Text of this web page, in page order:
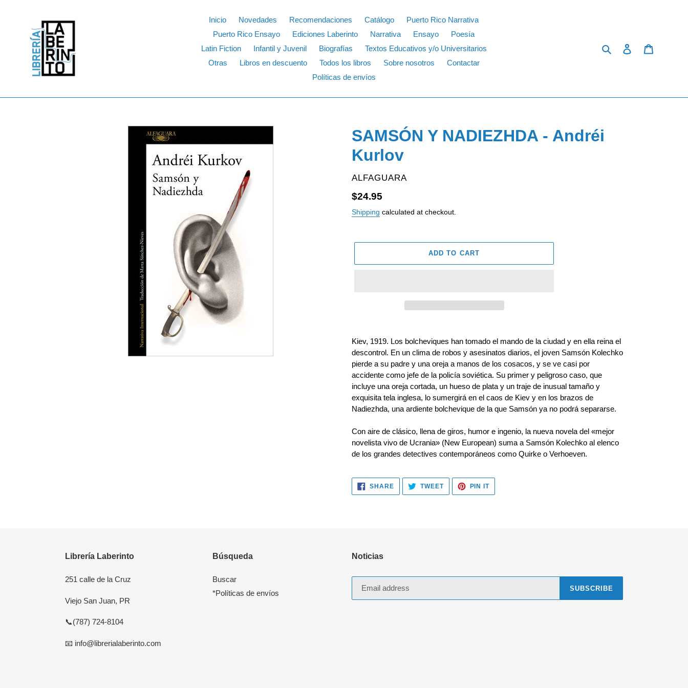
Inicio Novedades Recomendaciones Catálogo
Puerto Rico Narrativa
Puerto Rico Ensayo
Ediciones Laberinto Narrativa Ensayo
Poesía
Latin Fiction
Infantil y Juvenil Biografías
Textos Educativos y/o Universitarios
Otras
Libros en descuento Todos los libros Sobre nosotros
Contactar
Políticas de envíos
Search Log in
SAMSÓN Y NADIEZHDA - Andréi
Kurlov
VENDOR
ALFAGUARA
Regular
price
$24.95
Shipping calculated at checkout.
ADD TO CART
product
to
your
cart
Kiev, 1919. Los bolcheviques han tomado el mando de la ciudad y en ella reina el
descontrol. En un clima de robos y asesinatos diarios, el joven Samsón Kolechko
pierde a su padre y una oreja a manos de los cosacos, y se ve casi por
accidente como jefe de la policía soviética. Su primer y peligroso caso, que
incluye una oreja cortada, un hueso de plata y un traje de inusual tamaño y
exquisita tela inglesa, lo sumergirá en el caos de Kiev y en los brazos de
Nadiezhda, una ardiente bolchevique de la que Samsón ya no podrá separarse.
Con aire de clásico, llena de giros, humor e ingenio, la nueva novela del «mejor
novelista vivo de Ucrania» (New European) suma a Samsón Kolechko al elenco
de los grandes detectives contemporáneos como Quirke o Verhoeven.
SHARESHARE
FACEBOOK
TWEETTWEET
TWITTER
PIN ITPIN
PINTEREST
Librería Laberinto
251 calle de la Cruz
Viejo San Juan, PR
📞(787) 724-8104
📧 info@librerialaberinto.com
Búsqueda
Buscar
*Políticas de envíos
Noticias
SUBSCRIBE